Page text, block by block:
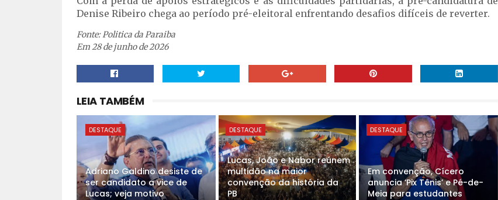
Denise Ribeiro chega ao período pré-eleitoral enfrentando desafios difíceis de reverter.
Fonte: Politica da Paraiba
Em 28 de junho de 2026
LEIA TAMBÉM
DESTAQUE
Adriano Galdino desiste de
ser candidato a vice de
Lucas; veja motivo
DESTAQUE
Lucas, João e Nabor reúnem
multidão na maior
convenção da história da
PB
DESTAQUE
Em convenção, Cícero
anuncia ‘Pix Tênis’ e Pé-de-
Meia para estudantes